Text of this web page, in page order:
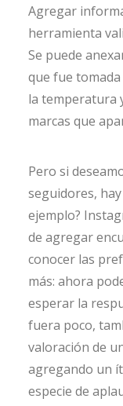
Agregar
herramienta
Se puede
que fue
la temperatura
marcas que
Pero si
seguidores,
ejemplo?
de agregar
conocer las
más: ahora
esperar la
fuera poco,
valoración de
agregando un
especie de